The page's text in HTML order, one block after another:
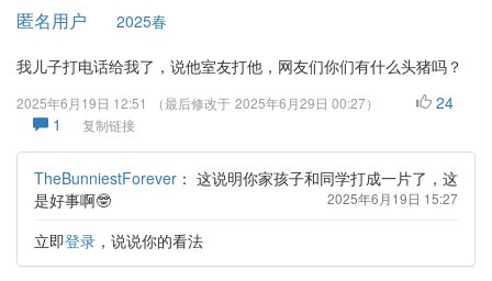
匿名用户 2025春
我儿子打电话给我了，说他室友打他，网友们你们有什么头猪吗？
2025年6月19日 12:51 （最后修改于 2025年6月29日 00:27）
24
1
复制链接
TheBunniestForever ： 这说明你家孩子和同学打成一片了，这
是好事啊🤓
2025年6月19日 15:27
立即登录 ，说说你的看法